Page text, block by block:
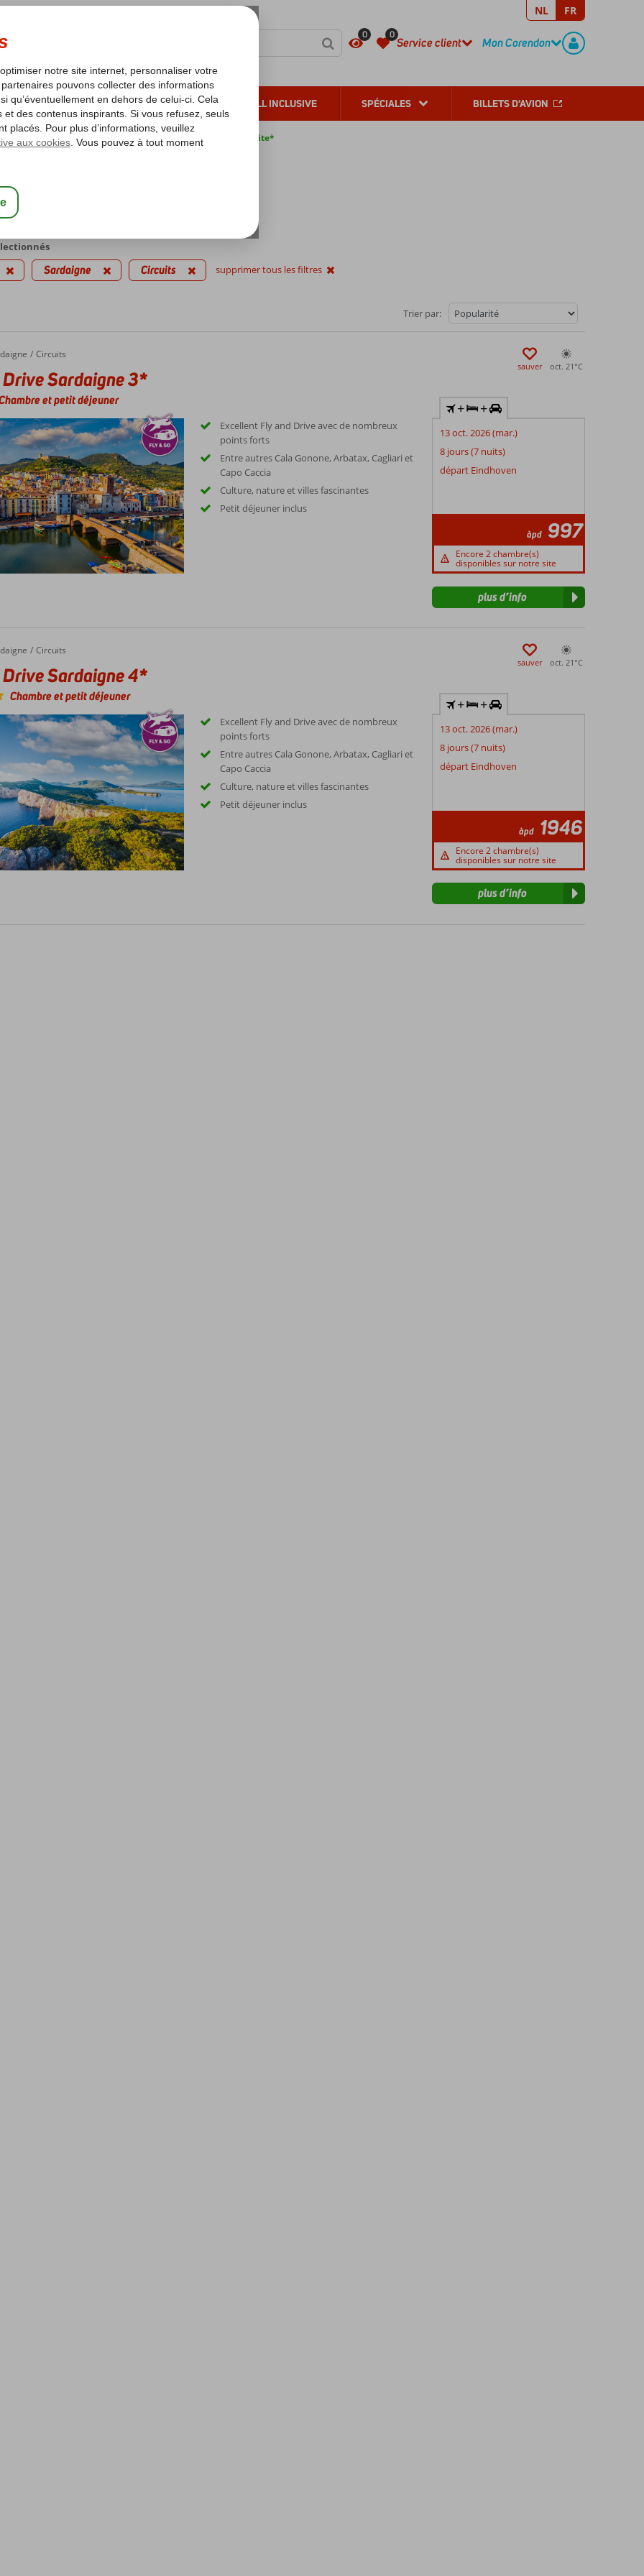
0 0
Service client
CONTACT
Mon Corendon
REGISTERNL FR
D'HIVER VACANCES AU SOLEIL ALL INCLUSIVE SPÉCIALES BILLETS D'AVION
Pas de surcharge carburant Annulation gratuite*
997
Sardaigne Circuits supprimer tous les filtres
Trier par:
Circuits
Sardaigne 3*
et petit déjeuner
sauver oct. 21°C
Excellent Fly and Drive avec de nombreux
points forts
Entre autres Cala Gonone, Arbatax, Cagliari et
Capo Caccia
Culture, nature et villes fascinantes
Petit déjeuner inclus
+ +
13 oct. 2026 (mar.)
8 jours (7 nuits)
départ Eindhoven
àpd 997
Encore 2 chambre(s)
disponibles sur notre site
plus d’info
Circuits
Sardaigne 4*
Chambre et petit déjeuner
sauver oct. 21°C
Excellent Fly and Drive avec de nombreux
points forts
Entre autres Cala Gonone, Arbatax, Cagliari et
Capo Caccia
Culture, nature et villes fascinantes
Petit déjeuner inclus
+ +
13 oct. 2026 (mar.)
8 jours (7 nuits)
départ Eindhoven
àpd 1946
Encore 2 chambre(s)
disponibles sur notre site
plus d’info